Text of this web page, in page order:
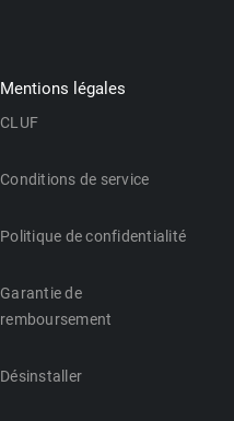
Mentions légales
CLUF
Conditions de service
Politique de confidentialité
Garantie de
remboursement
Désinstaller